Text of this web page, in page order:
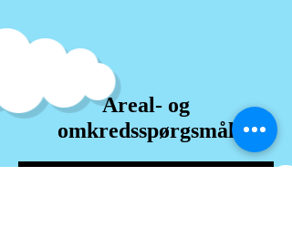
Areal- og
omkredsspørgsmål